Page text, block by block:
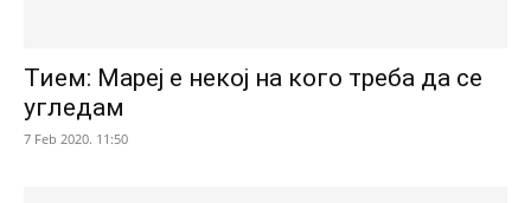
Тием: Мареј е некој на кого треба да се
угледам
7 Feb 2020. 11:50